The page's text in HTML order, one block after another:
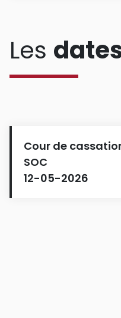
Les
Cour de
SOC
12-05-2026